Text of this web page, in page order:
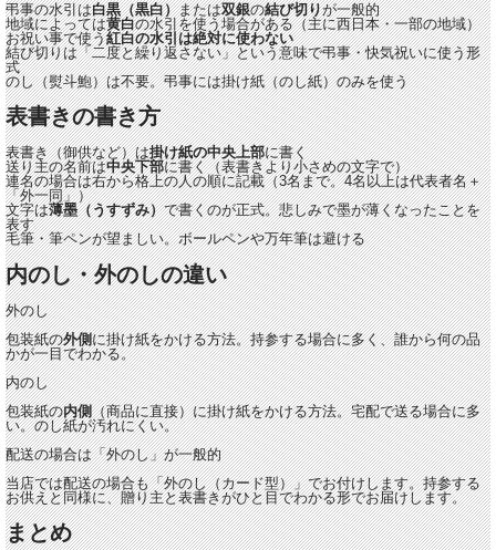
弔事の水引は白黒（黒白）または双銀の結び切りが一般的
地域によっては黄白の水引を使う場合がある（主に西日本・一部の地域）
お祝い事で使う紅白の水引は絶対に使わない
結び切りは「二度と繰り返さない」という意味で弔事・快気祝いに使う形
式
のし（熨斗鮑）は不要。弔事には掛け紙（のし紙）のみを使う
表書きの書き方
表書き（御供など）は掛け紙の中央上部に書く
送り主の名前は中央下部に書く（表書きより小さめの文字で）
連名の場合は右から格上の人の順に記載（3名まで。4名以上は代表者名＋
「外一同」）
文字は薄墨（うすずみ）で書くのが正式。悲しみで墨が薄くなったことを
表す
毛筆・筆ペンが望ましい。ボールペンや万年筆は避ける
内のし・外のしの違い
外のし
包装紙の外側に掛け紙をかける方法。持参する場合に多く、誰から何の品
かが一目でわかる。
内のし
包装紙の内側（商品に直接）に掛け紙をかける方法。宅配で送る場合に多
い。のし紙が汚れにくい。
配送の場合は「外のし」が一般的
当店では配送の場合も「外のし（カード型）」でお付けします。持参する
お供えと同様に、贈り主と表書きがひと目でわかる形でお届けします。
まとめ